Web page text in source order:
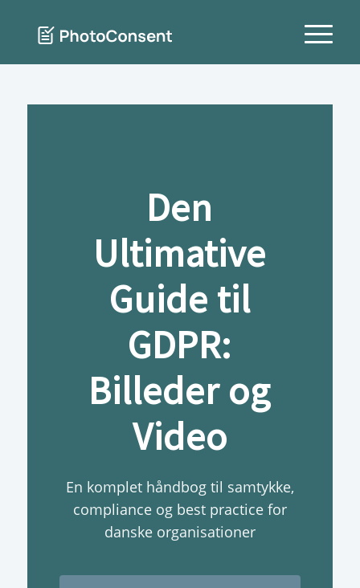
Den
Ultimative
Guide til
GDPR:
Billeder og
Video
En komplet håndbog til samtykke,
compliance og best practice for
danske organisationer